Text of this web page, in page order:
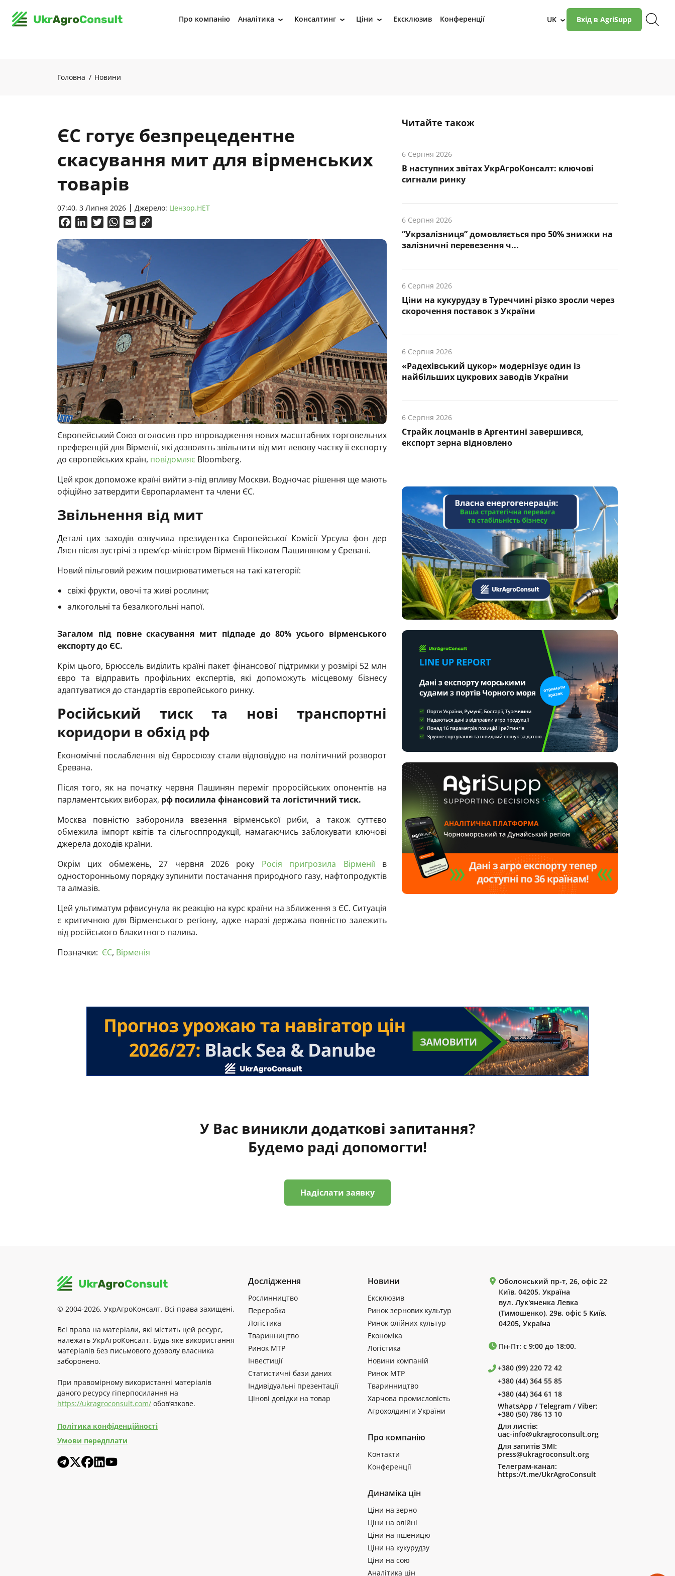
Про компанію Аналітика › Консалтинг › Ціни › Ексклюзив Конференції UK › Вхід в AgriSupp
Головна Новини
ЄС готує безпрецедентне
скасування мит для вірменських
товарів
07:40, 3 Липня 2026 Джерело: Цензор.НЕТ
FacebookLinkedInTwitterWhatsApp
Email
Європейський Союз оголосив про впровадження нових масштабних торговельних
преференцій для Вірменії, які дозволять звільнити від мит левову частку її експорту
до європейських країн, повідомляє Bloomberg.
Цей крок допоможе країні вийти з-під впливу Москви. Водночас рішення ще мають
офіційно затвердити Європарламент та члени ЄС.
Звільнення від мит
Деталі цих заходів озвучила президентка Європейської Комісії Урсула фон дер
Ляєн після зустрічі з прем’єр-міністром Вірменії Ніколом Пашиняном у Єревані.
Новий пільговий режим поширюватиметься на такі категорії:
свіжі фрукти, овочі та живі рослини;
алкогольні та безалкогольні напої.
Загалом під повне скасування мит підпаде до 80% усього вірменського
експорту до ЄС.
Крім цього, Брюссель виділить країні пакет фінансової підтримки у розмірі 52 млн
євро та відправить профільних експертів, які допоможуть місцевому бізнесу
адаптуватися до стандартів європейського ринку.
Російський тиск та нові транспортні
коридори в обхід рф
Економічні послаблення від Євросоюзу стали відповіддю на політичний розворот
Єревана.
Після того, як на початку червня Пашинян переміг проросійських опонентів на
парламентських виборах, рф посилила фінансовий та логістичний тиск.
Москва повністю заборонила ввезення вірменської риби, а також суттєво
обмежила імпорт квітів та сільгосппродукції, намагаючись заблокувати ключові
джерела доходів країни.
Окрім цих обмежень, 27 червня 2026 року Росія пригрозила Вірменіїв
односторонньому порядку зупинити постачання природного газу, нафтопродуктів
та алмазів.
Цей ультиматум рфвисунула як реакцію на курс країни на зближення з ЄС. Ситуація
є критичною для Вірменського регіону, адже наразі держава повністю залежить
від російського блакитного палива.
Позначки: ЄС, Вірменія
Читайте також
6 Серпня 2026
В наступних звітах УкрАгроКонсалт: ключові
cигнали ринку
6 Серпня 2026
“Укрзалізниця” домовляється про 50% знижки на
залізничні перевезення ч...
6 Серпня 2026
Ціни на кукурудзу в Туреччині різко зросли через
скорочення поставок з України
6 Серпня 2026
«Радехівський цукор» модернізує один із
найбільших цукрових заводів України
6 Серпня 2026
Страйк лоцманів в Аргентині завершився,
експорт зерна відновлено
У Вас виникли додаткові запитання?
Будемо раді допомогти!
Надіслати заявку
© 2004-2026, УкрАгроКонсалт. Всі права захищені.
Всі права на матеріали, які містить цей ресурс,
належать УкрАгроКонсалт. Будь-яке використання
матеріалів без письмового дозволу власника
заборонено.
При правомірному використанні матеріалів
даного ресурсу гіперпосилання на
https://ukragroconsult.com/ обов’язкове.
Політика конфіденційності
Умови передплати
Дослідження
Рослинництво
Переробка
Логістика
Тваринництво
Ринок МТР
Інвестиції
Статистичні бази даних
Індивідуальні презентації
Цінові довідки на товар
Новини
Ексклюзив
Ринок зернових культур
Ринок олійних культур
Економіка
Логістика
Новини компаній
Ринок МТР
Тваринництво
Харчова промисловість
Агрохолдинги України
Про компанію
Контакти
Конференції
Динаміка цін
Ціни на зерно
Ціни на олійні
Ціни на пшеницю
Ціни на кукурудзу
Ціни на сою
Аналітика цін
Оболонський пр-т, 26, офіс 22
Київ, 04205, Україна
вул. Лук'яненка Левка
(Тимошенко), 29в, офіс 5 Київ,
04205, Україна
Пн-Пт: с 9:00 до 18:00.
+380 (99) 220 72 42
+380 (44) 364 55 85
+380 (44) 364 61 18
WhatsApp / Telegram / Viber:
+380 (50) 786 13 10
Для листів:
uac-info@ukragroconsult.org
Для запитів ЗМІ:
press@ukragroconsult.org
Телеграм-канал:
https://t.me/UkrAgroConsult